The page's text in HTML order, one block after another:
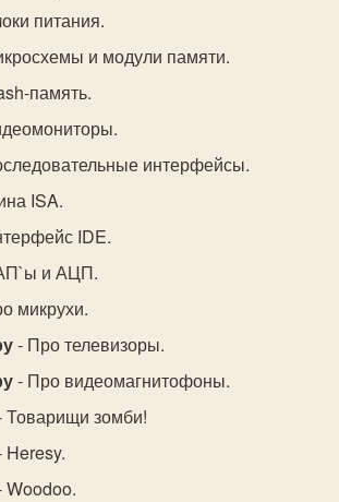
питания.
и модули памяти.
память.
интерфейсы.
ISA.
IDE.
и АЦП.
микрухи.
- Про телевизоры.
- Про видеомагнитофоны.
Товарищи зомби!
Heresy.
Woodoo.